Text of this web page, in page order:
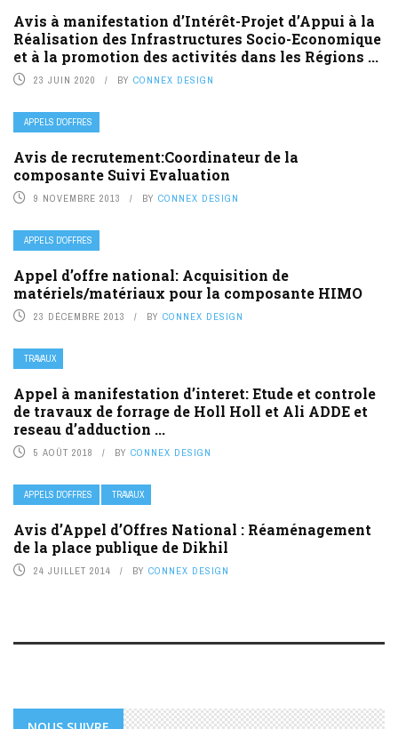
Avis à manifestation d’Intérêt-Projet d’Appui à la
Réalisation des Infrastructures Socio-Economique
et à la promotion des activités dans les Régions ...
23 JUIN 2020 BY CONNEX DESIGN
APPELS D’OFFRES
Avis de recrutement:Coordinateur de la
composante Suivi Evaluation
9 NOVEMBRE 2013 BY CONNEX DESIGN
APPELS D’OFFRES
Appel d’offre national: Acquisition de
matériels/matériaux pour la composante HIMO
23 DÉCEMBRE 2013 BY CONNEX DESIGN
TRAVAUX
Appel à manifestation d’interet: Etude et controle
de travaux de forrage de Holl Holl et Ali ADDE et
reseau d’adduction ...
5 AOÛT 2018 BY CONNEX DESIGN
APPELS D’OFFRES TRAVAUX
Avis d’Appel d’Offres National : Réaménagement
de la place publique de Dikhil
24 JUILLET 2014 BY CONNEX DESIGN